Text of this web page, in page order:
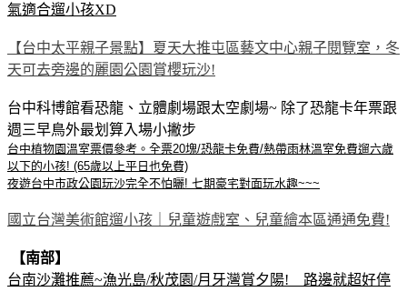
氣適合遛小孩XD
【台中太平親子景點】夏天大推屯區藝文中心親子閱覽室，冬
天可去旁邊的麗園公園賞櫻玩沙!
台中科博館看恐龍、立體劇場跟太空劇場~ 除了恐龍卡年票跟
週三早鳥外最划算入場小撇步
台中植物園溫室票價參考。全票20塊/恐龍卡免費/熱帶雨林溫室免費遛六歲
以下的小孩! (65歲以上平日也免費)
夜遊台中市政公園玩沙完全不怕曬! 七期豪宅對面玩水趣~~~
國立台灣美術館遛小孩｜兒童遊戲室、兒童繪本區通通免費!
【南部】
台南沙灘推薦~漁光島/秋茂園/月牙灣賞夕陽! 路邊就超好停